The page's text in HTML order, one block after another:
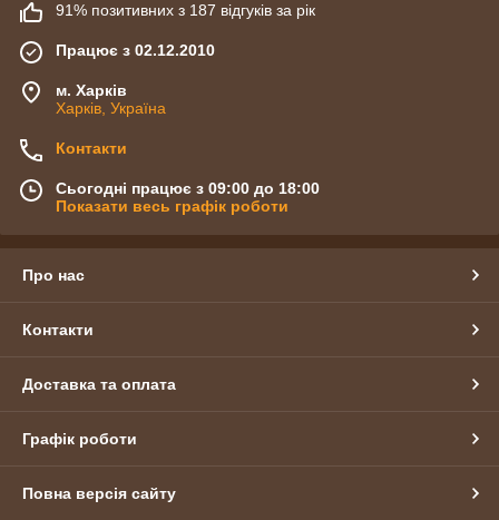
91% позитивних з 187 відгуків за рік
Працює з 02.12.2010
м. Харків
Харків, Україна
Контакти
Сьогодні працює з 09:00 до 18:00
Показати весь графік роботи
Про нас
Контакти
Доставка та оплата
Графік роботи
Повна версія сайту